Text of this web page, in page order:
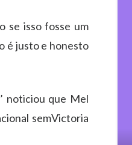
se isso fosse um
é justo e honesto
noticiou que Mel
semVictoria